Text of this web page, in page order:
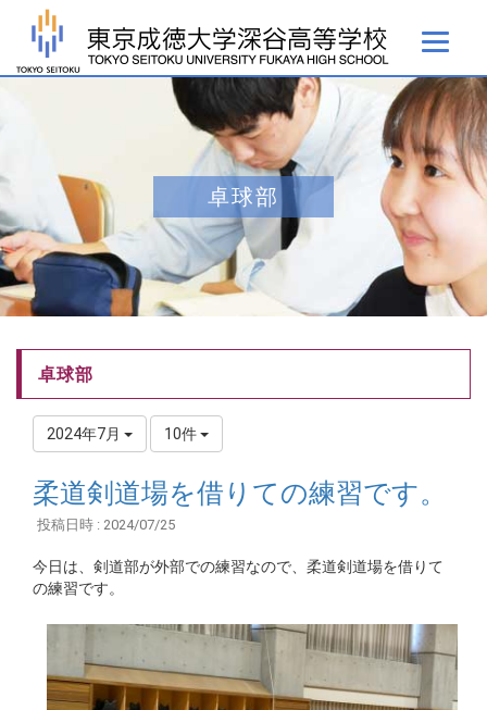
卓球部
卓球部
2024年7月 10件
柔道剣道場を借りての練習です。
投稿日時 : 2024/07/25
今日は、剣道部が外部での練習なので、柔道剣道場を借りて
の練習です。